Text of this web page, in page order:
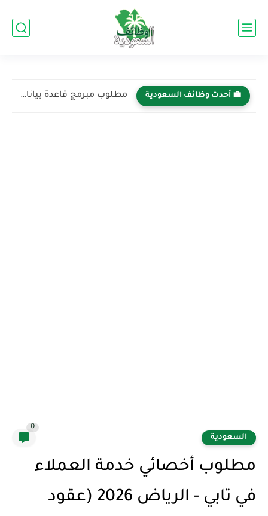
💼 أحدث وظائف السعودية مطلوب مبرمج قاعدة بيانات في شركة خدمات اطلس الدولية -...
السعودية
0
مطلوب أخصائي خدمة العملاء
في تابي - الرياض 2026 (عقود